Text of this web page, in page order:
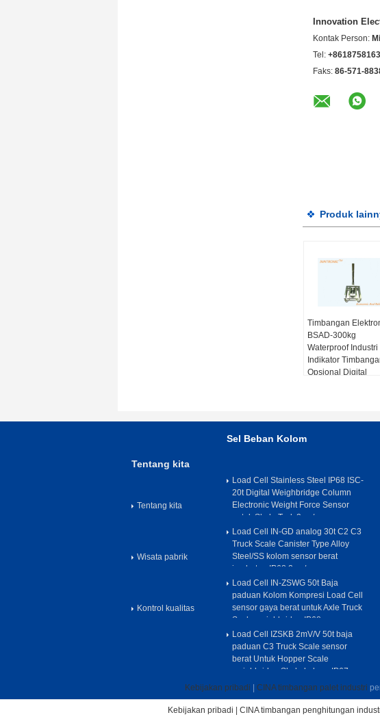
Innovation
Kontak Person:
Tel:
Faks: 86-571-
Produk
Timbangan
BSAD-300kg
Waterproof Industri
Indikator
Opsional Digital
Tentang kita
Tentang kita
Wisata pabrik
Kontrol kualitas
Sel Beban Kolom
Load Cell Stainless Steel IP68 ISC-
20t Digital Weighbridge Column
Electronic Weight Force Sensor
untuk Skala Truk 2mv/v
Load Cell IN-GD analog 30t C2 C3
Truck Scale Canister Type Alloy
Steel/SS kolom sensor berat
jembatan IP68 2mv/v
Load Cell IN-ZSWG 50t Baja
paduan Kolom Kompresi Load Cell
sensor gaya berat untuk Axle Truck
Scale weighbridge IP68
Load Cell IZSKB 2mV/V 50t baja
paduan C3 Truck Scale sensor
berat Untuk Hopper Scale
weighbridge Skala kaleng IP67
Kebijakan pribadi CINA timbangan palet industri
Kebijakan pribadi CINA timbangan penghitungan